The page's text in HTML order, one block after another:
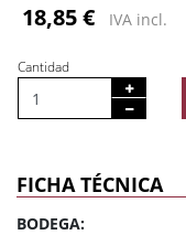
18,85 €
IVA incl.
Cantidad
FICHA TÉCNICA
BODEGA: